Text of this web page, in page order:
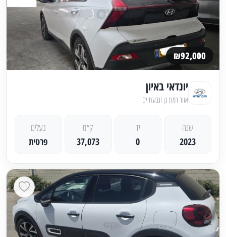
₪92,000
יונדאי באיון
אזור רמת גן וגבעתיים
שנה
2023
יד
0
ק״מ
37,073
בעלים
פרטית